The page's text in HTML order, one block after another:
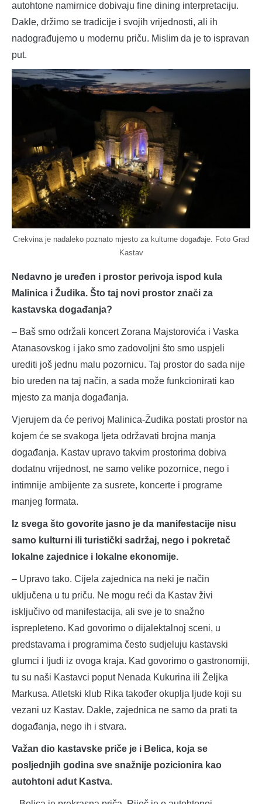
autohtone namirnice dobivaju fine dining interpretaciju.
Dakle, držimo se tradicije i svojih vrijednosti, ali ih
nadograđujemo u modernu priču. Mislim da je to ispravan
put.
Crekvina je nadaleko poznato mjesto za kulturne događaje. Foto Grad
Kastav
Nedavno je uređen i prostor perivoja ispod kula
Malinica i Žudika. Što taj novi prostor znači za
kastavska događanja?
– Baš smo održali koncert Zorana Majstorovića i Vaska
Atanasovskog i jako smo zadovoljni što smo uspjeli
urediti još jednu malu pozornicu. Taj prostor do sada nije
bio uređen na taj način, a sada može funkcionirati kao
mjesto za manja događanja.
Vjerujem da će perivoj Malinica-Žudika postati prostor na
kojem će se svakoga ljeta održavati brojna manja
događanja. Kastav upravo takvim prostorima dobiva
dodatnu vrijednost, ne samo velike pozornice, nego i
intimnije ambijente za susrete, koncerte i programe
manjeg formata.
Iz svega što govorite jasno je da manifestacije nisu
samo kulturni ili turistički sadržaj, nego i pokretač
lokalne zajednice i lokalne ekonomije.
– Upravo tako. Cijela zajednica na neki je način
uključena u tu priču. Ne mogu reći da Kastav živi
isključivo od manifestacija, ali sve je to snažno
isprepleteno. Kad govorimo o dijalektalnoj sceni, u
predstavama i programima često sudjeluju kastavski
glumci i ljudi iz ovoga kraja. Kad govorimo o gastronomiji,
tu su naši Kastavci poput Nenada Kukurina ili Željka
Markusa. Atletski klub Rika također okuplja ljude koji su
vezani uz Kastav. Dakle, zajednica ne samo da prati ta
događanja, nego ih i stvara.
Važan dio kastavske priče je i Belica, koja se
posljednjih godina sve snažnije pozicionira kao
autohtoni adut Kastva.